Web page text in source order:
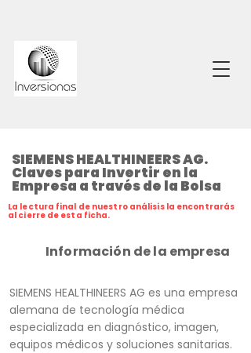
SIEMENS HEALTHINEERS AG.
Claves para Invertir en la
Empresa a través de la Bolsa
La lectura final de nuestro análisis la encontrarás
al cierre de esta ficha.
Información de la empresa
SIEMENS HEALTHINEERS AG es una empresa
alemana de tecnología médica
especializada en diagnóstico, imagen,
equipos médicos y soluciones sanitarias.